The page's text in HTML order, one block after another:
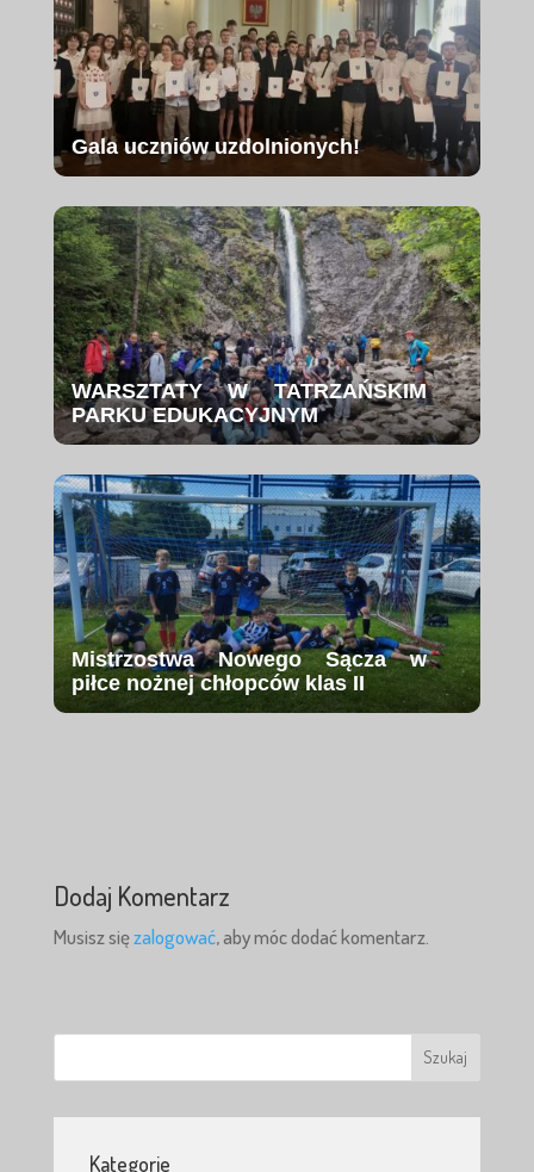
Gala uczniów uzdolnionych!
WARSZTATY W TATRZAŃSKIM
PARKU EDUKACYJNYM
Mistrzostwa Nowego Sącza w
piłce nożnej chłopców klas II
Dodaj Komentarz
Musisz sięzalogować, aby móc dodać komentarz.
Kategorie